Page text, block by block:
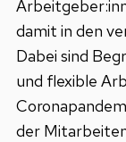
damit in den
Dabei sind
und flexible
der